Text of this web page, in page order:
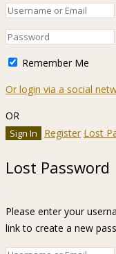
Remember Me
Or login via a social
OR
Register Lost
Lost Password
Please enter your
link to create a new